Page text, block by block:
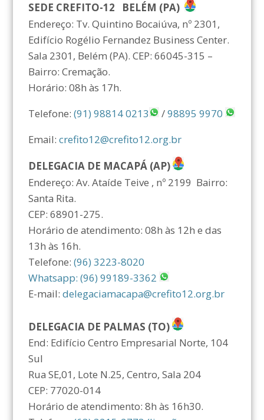
SEDE CREFITO-12 BELÉM (PA)
Endereço: Tv. Quintino Bocaiúva, nº 2301,
Edifício Rogélio Fernandez Business Center.
Sala 2301, Belém (PA). CEP: 66045-315 –
Bairro: Cremação.
Horário: 08h às 17h.
Telefone: (91) 98814 0213 /98895 9970
Email: crefito12@crefito12.org.br
DELEGACIA DE MACAPÁ (AP)
Endereço: Av. Ataíde Teive , nº 2199 Bairro:
Santa Rita.
CEP: 68901-275.
Horário de atendimento: 08h às 12h e das
13h às 16h.
Telefone: (96) 3223-8020
Whatsapp: (96) 99189-3362
E-mail: delegaciamacapa@crefito12.org.br
DELEGACIA DE PALMAS (TO)
End: Edifício Centro Empresarial Norte, 104
Sul
Rua SE,01, Lote N.25, Centro, Sala 204
CEP: 77020-014
Horário de atendimento: 8h às 16h30.